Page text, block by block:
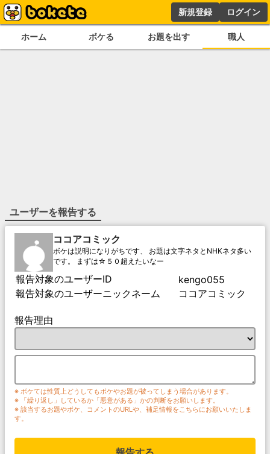
新規登録 ログイン
ホーム ボケる お題を出す 職人
ユーザーを報告する
ココアコミック
ボケは説明になりがちです、 お題は文字ネタとNHKネタ多い
です。 まずは☆５０超えたいなー
報告対象のユーザーID
kengo055
報告対象のユーザーニックネーム
ココアコミック
報告理由
※ ボケては性質上どうしてもボケやお題が被ってしまう場合があります。
※ 「繰り返し」しているか「悪意がある」かの判断をお願いします。
※ 該当するお題やボケ、コメントのURLや、補足情報をこちらにお願いいたしま
す。